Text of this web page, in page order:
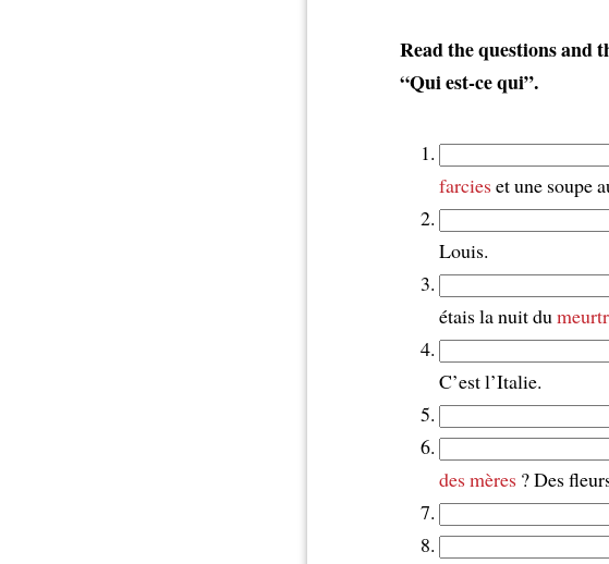
Read the questions and
“Qui est-ce qui”.
farcieset une soupe
Louis.
étais la nuit du
C’est l’Italie.
des mères? Des